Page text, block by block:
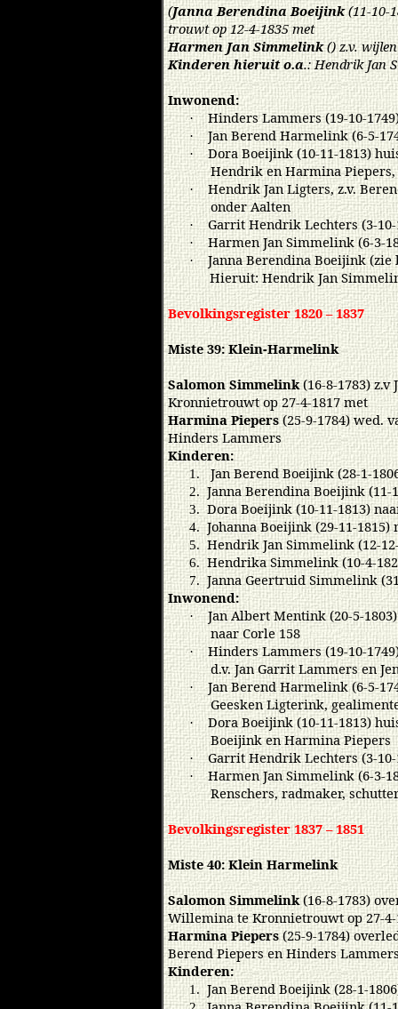
(Janna Berendina Boeijink(11-10-
trouwt op 12-4-1835 met
Harmen Jan Simmelink() z.v.
Kinderen hieruit o.a.: Hendrik Jan
Inwonend:
· Hinders Lammers (19-10-
· Jan Berend Harmelink (6-5-
·
Dora Boeijink (10-11-1813)
Hendrik en Harmina
·
Hendrik Jan Ligters, z.v.
onder Aalten
· Garrit Hendrik Lechters (3-
· Harmen Jan Simmelink (6-3-
·
Janna Berendina Boeijink (zie
Hieruit: Hendrik Jan
Bevolkingsregister 1820 – 1837
Miste 39: Klein-Harmelink
Salomon Simmelink(16-8-1783)
Kronnietrouwt op 27-4-1817 met
Harmina Piepers(25-9-1784) wed.
Hinders Lammers
Kinderen:
1. Jan Berend Boeijink (28-1-
2. Janna Berendina Boeijink (11-
3. Dora Boeijink (10-11-1813)
4. Johanna Boeijink (29-11-
5. Hendrik Jan Simmelink (12-
6. Hendrika Simmelink (10-4-
7. Janna Geertruid Simmelink
Inwonend:
·
Jan Albert Mentink (20-5-
naar Corle 158
·
Hinders Lammers (19-10-
d.v. Jan Garrit Lammers en
·
Jan Berend Harmelink (6-5-
Geesken Ligterink,
·
Dora Boeijink (10-11-1813)
Boeijink en Harmina Piepers
· Garrit Hendrik Lechters (3-
·
Harmen Jan Simmelink (6-3-
Renschers, radmaker,
Bevolkingsregister 1837 – 1851
Miste 40: Klein Harmelink
Salomon Simmelink (16-8-1783)
Willemina te Kronnietrouwt op 27-4-
Harmina Piepers(25-9-1784)
Berend Piepers en Hinders
Kinderen:
1. Jan Berend Boeijink (28-1-